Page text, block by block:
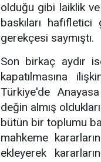
olduğu gibi laiklik
baskıları
gerekçesi saymıştı.
Son birkaç aydır
kapatılmasına
Türkiye'de
değin almış
bütün bir toplumu
mahkeme
ekleyerek